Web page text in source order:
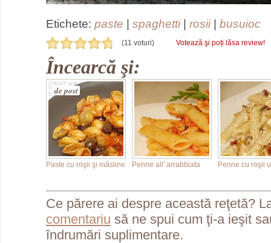
Etichete: paste | spaghetti| rosii| busuioc
(11 voturi) Votează şi poți lăsa review!
Încearcă şi:
de post
Paste cu roşii şi măsline Penne all' arrabbiata Penne cu roşii
Ce părere ai despre această reţetă?
comentariu să ne spui cum ţi-a ieşit
îndrumări suplimentare.